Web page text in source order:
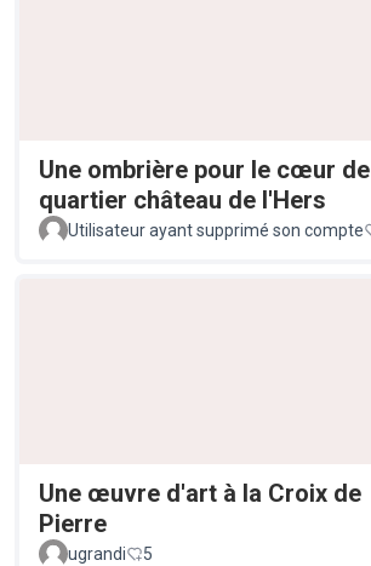
Une ombrière pour le cœur de
quartier château de l'Hers
Utilisateur ayant supprimé son compte
Une œuvre d'art à la Croix de
Pierre
ugrandi 5